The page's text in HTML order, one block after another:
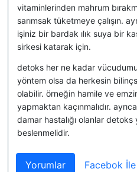
vitaminlerinden mahrum
sarımsak tüketmeye çalışın.
işiniz bir bardak ılık suya bir
sirkesi katarak için.
detoks her ne kadar
yöntem olsa da herkesin
olabilir. örneğin hamile ve
yapmaktan kaçınmalıdır.
damar hastalığı olanlar
beslenmelidir.
Yorumlar
Facebok